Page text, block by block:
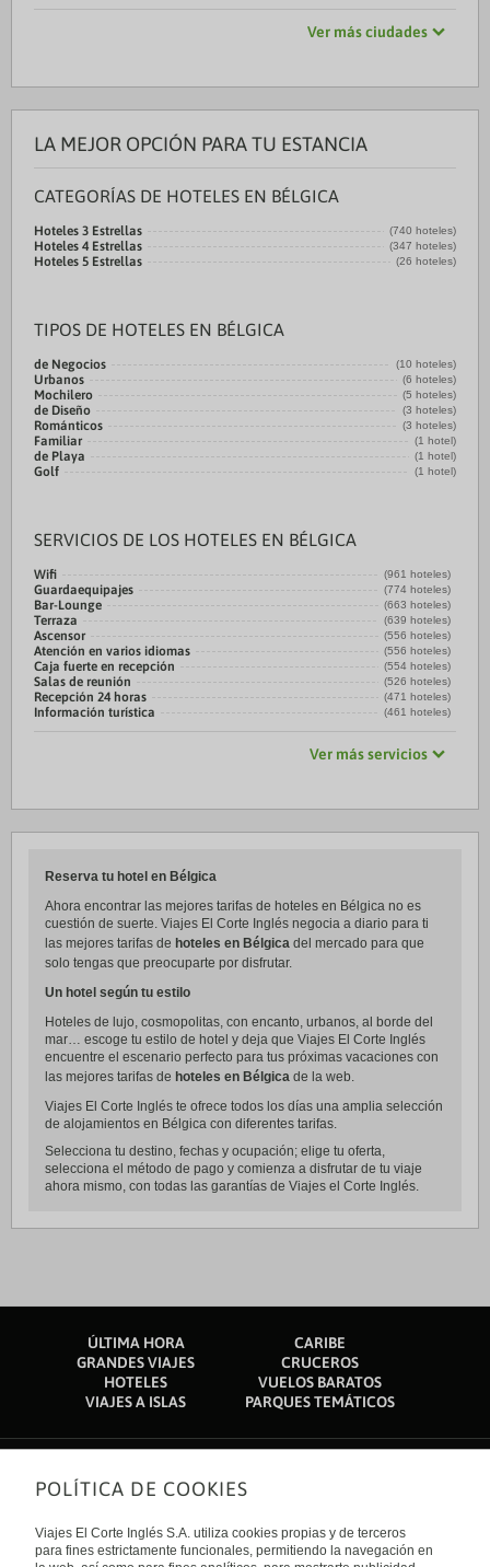
Ver más ciudades
LA MEJOR OPCIÓN PARA TU ESTANCIA
CATEGORÍAS DE HOTELES EN BÉLGICA
Hoteles 3 Estrellas (740 hoteles)
Hoteles 4 Estrellas (347 hoteles)
Hoteles 5 Estrellas (26 hoteles)
TIPOS DE HOTELES EN BÉLGICA
de Negocios (10 hoteles)
Urbanos (6 hoteles)
Mochilero (5 hoteles)
de Diseño (3 hoteles)
Románticos (3 hoteles)
Familiar (1 hotel)
de Playa (1 hotel)
Golf (1 hotel)
SERVICIOS DE LOS HOTELES EN BÉLGICA
Wifi (961 hoteles)
Guardaequipajes (774 hoteles)
Bar-Lounge (663 hoteles)
Terraza (639 hoteles)
Ascensor (556 hoteles)
Atención en varios idiomas (556 hoteles)
Caja fuerte en recepción (554 hoteles)
Salas de reunión (526 hoteles)
Recepción 24 horas (471 hoteles)
Información turística (461 hoteles)
Ver más servicios
Reserva tu hotel en Bélgica
Ahora encontrar las mejores tarifas de hoteles en Bélgica no es
cuestión de suerte. Viajes El Corte Inglés negocia a diario para ti
las mejores tarifas de hoteles en Bélgica del mercado para que
solo tengas que preocuparte por disfrutar.
Un hotel según tu estilo
Hoteles de lujo, cosmopolitas, con encanto, urbanos, al borde del
mar… escoge tu estilo de hotel y deja que Viajes El Corte Inglés
encuentre el escenario perfecto para tus próximas vacaciones con
las mejores tarifas de hoteles en Bélgica de la web.
Viajes El Corte Inglés te ofrece todos los días una amplia selección
de alojamientos en Bélgica con diferentes tarifas.
Selecciona tu destino, fechas y ocupación; elige tu oferta,
selecciona el método de pago y comienza a disfrutar de tu viaje
ahora mismo, con todas las garantías de Viajes el Corte Inglés.
ÚLTIMA HORA
CARIBE
GRANDES VIAJES
CRUCEROS
HOTELES
VUELOS BARATOS
VIAJES A ISLAS
PARQUES TEMÁTICOS
Sobre nosotros
Quiénes somos
Financiación
Sostenibilidad
Enlaces de interés
POLÍTICA DE COOKIES
Viajes El Corte Inglés S.A. utiliza cookies propias y de terceros
para fines estrictamente funcionales, permitiendo la navegación en